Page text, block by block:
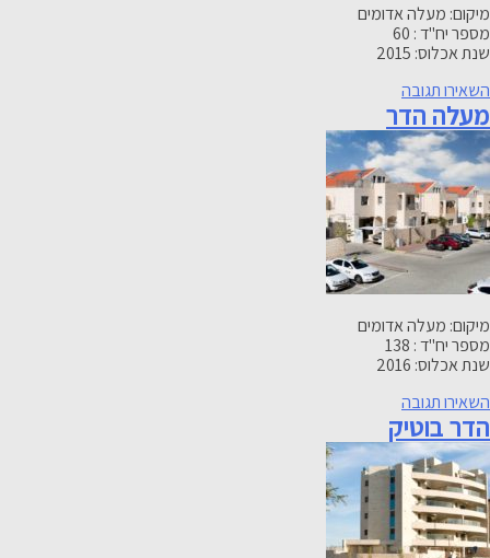
מיקום: מעלה אדומים
מספר יח"ד : 60
שנת אכלוס: 2015
השאירו תגובה
-
מדורגי
הדר
מעלה הדר
מיקום: מעלה אדומים
מספר יח"ד : 138
שנת אכלוס: 2016
השאירו תגובה
-
מעלה
הדרהדר בוטיק